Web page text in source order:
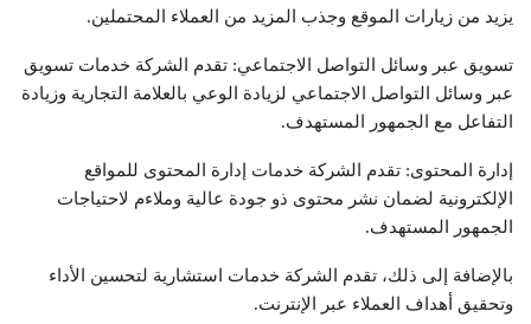
يزيد من زيارات الموقع وجذب المزيد من العملاء المحتملين.
تسويق عبر وسائل التواصل الاجتماعي: تقدم الشركة خدمات تسويق
عبر وسائل التواصل الاجتماعي لزيادة الوعي بالعلامة التجارية وزيادة
التفاعل مع الجمهور المستهدف.
إدارة المحتوى: تقدم الشركة خدمات إدارة المحتوى للمواقع
الإلكترونية لضمان نشر محتوى ذو جودة عالية وملاءم لاحتياجات
الجمهور المستهدف.
بالإضافة إلى ذلك، تقدم الشركة خدمات استشارية لتحسين الأداء
وتحقيق أهداف العملاء عبر الإنترنت.